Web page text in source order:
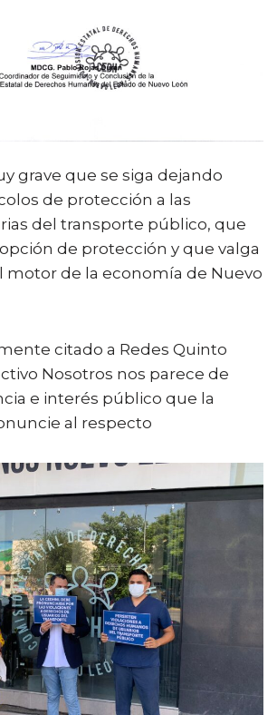
grave que se siga dejando
de protección a las
del transporte público, que
de protección y que valga
motor de la economía de Nuevo
citado a Redes Quinto
Nosotros nos parece de
e interés público que la
al respecto